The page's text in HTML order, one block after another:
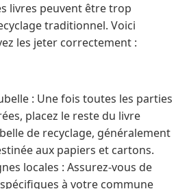
livres peuvent être trop
traditionnel. Voici
les jeter correctement :
: Une fois toutes les parties
placez le reste du livre
de recyclage, généralement
aux papiers et cartons.
locales : Assurez-vous de
à votre commune